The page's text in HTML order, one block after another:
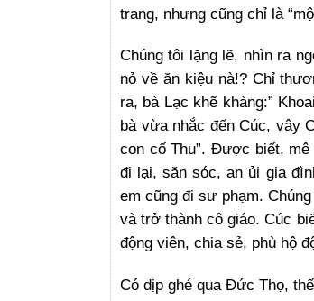
trang, nhưng cũng chỉ là
Chúng tôi lặng lẽ, nhìn ra
nỏ về ăn kiệu nà!? Chỉ
ra, bà Lạc khẽ khàng:”
bà vừa nhắc đến Cúc, vậy
con cố Thu”. Được biết,
đi lại, săn sóc, an ủi gia
em cũng đi sư phạm.
và trở thành cô giáo. Cúc
động viên, chia sẻ, phù hộ
Có dịp ghé qua Đức Thọ,